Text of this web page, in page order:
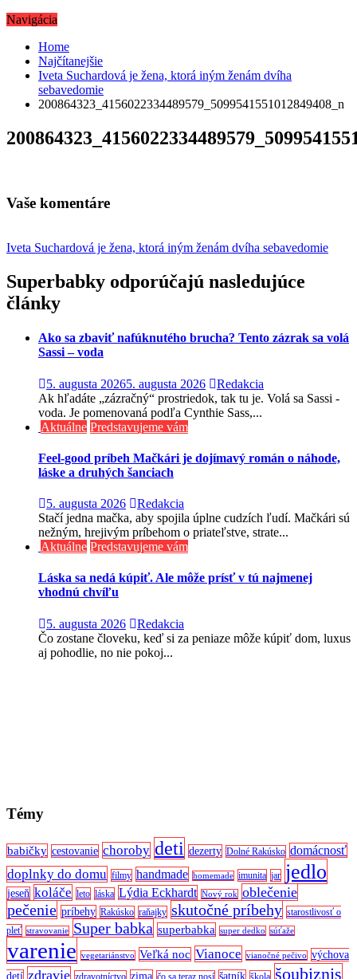
Navigácia
Home
Najčítanejšie
Iveta Suchardová je žena, ktorá iným ženám dvíha
sebavedomie
200864323_4156022334489579_5099541551012849408_n
Vaše komentáre
Navigácia
v
článku
Iveta Suchardová je žena, ktorá iným ženám dvíha sebavedomie
Superbabky odporúčajú nasledujúce
články
Ako sa zbaviť nafúknutého brucha? Tento zázrak sa volá
Sassi – voda
5. augusta 20265. augusta 2026
Redakcia
Ak hľadáte „zázračný“ prostriedok, tak tu je. Volá sa Sassi -
voda. Je pomenovaná podľa Cynthie Sass,...
Aktuálne Predstavujeme vám
Feel-good príbeh Mačkári je dojímavý román o náhode,
láske a druhých šanciach
5. augusta 2026
Redakcia
Stačí jedna mačka, aby spojila úplne cudzích ľudí. Mačkári sú
nežným, hrejivým príbehom o priateľstve, strate...
Aktuálne Predstavujeme vám
Láska sa nedá kúpiť. Ale môže prísť v tú najmenej
vhodnú chvíľu
5. augusta 2026
Redakcia
Čo zostane človeku, keď si za peniaze môže kúpiť dom, luxus
aj pohodlie, no nie pokoj...
Témy
babičky cestovanie choroby deti dezerty Dolné Rakúsko domácnosť
doplnky do domu filmy handmade homemade imunita jar jedlo
jeseň koláče leto láska Lýdia Eckhardt Nový rok oblečenie
pečenie príbehy Rakúsko raňajky skutočné príbehy starostlivosť o
pleť stravovanie Super babka superbabka super dedko súťaže
varenie vegetariánstvo Veľká noc Vianoce vianočné pečivo
výchova
detí zdravie zdravotníctvo zima čo sa teraz nosí šatník škola šoubiznis